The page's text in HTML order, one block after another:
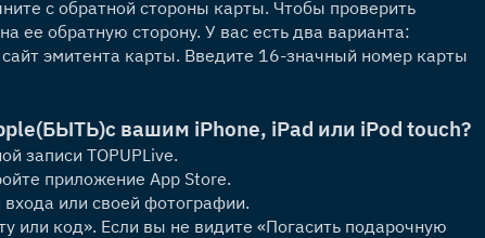
с обратной стороны карты. Чтобы проверить
ее обратную сторону. У вас есть два варианта:
эмитента карты. Введите 16-значный номер карты
(БЫТЬ)с вашим iPhone, iPad или iPod touch?
записи TOPUPLive.
приложение App Store.
входа или своей фотографии.
или код». Если вы не видите «Погасить подарочную